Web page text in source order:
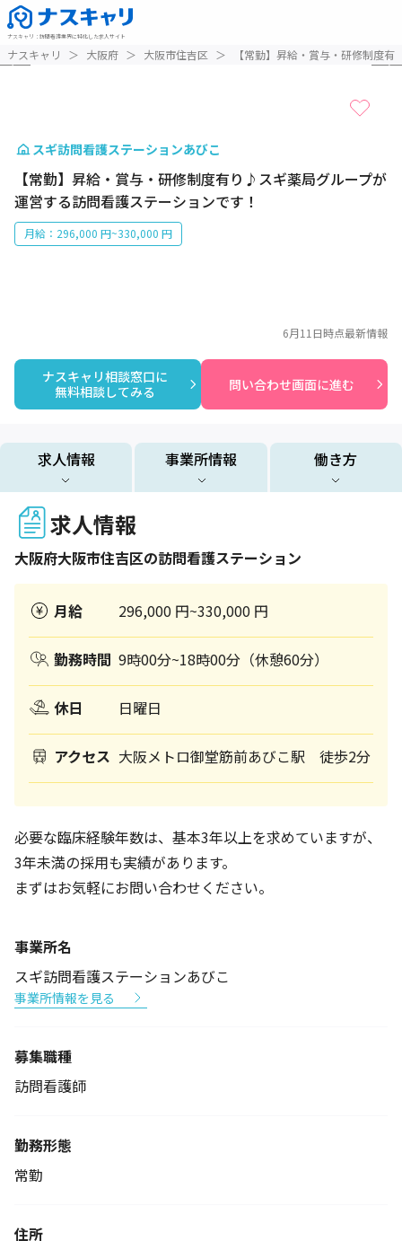
ナスキャリ ： 訪問看護業界に特化した求人サイト
ナスキャリ ＞ 大阪府 ＞ 大阪市住吉区 ＞ 【常勤】昇給・賞与・研修制度
スギ訪問看護ステーションあびこ
【常勤】昇給・賞与・研修制度有り♪スギ薬局グループが
運営する訪問看護ステーションです！
月給：296,000 円~330,000 円
ナスキャリ相談窓口に
無料相談してみる
問い合わせ画面に進む
6月11日時点最新情報
求人情報 事業所情報 働き方
求人情報
大阪府大阪市住吉区の訪問看護ステーション
月給 296,000 円~330,000 円
勤務時間 9時00分~18時00分（休憩60分）
休日 日曜日
アクセス 大阪メトロ御堂筋前あびこ駅 徒歩2分
必要な臨床経験年数は、基本3年以上を求めていますが、
3年未満の採用も実績があります。
まずはお気軽にお問い合わせください。
事業所名
スギ訪問看護ステーションあびこ
事業所情報を見る
募集職種
訪問看護師
勤務形態
常勤
住所